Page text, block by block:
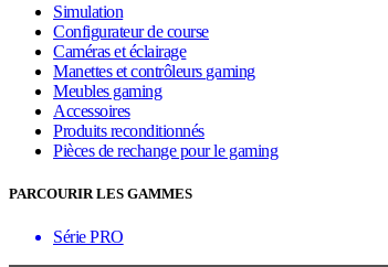
Simulation
Configurateur de course
Caméras et éclairage
Manettes et contrôleurs gaming
Meubles gaming
Accessoires
Produits reconditionnés
Pièces de rechange pour le gaming
PARCOURIR LES GAMMES
Série PRO